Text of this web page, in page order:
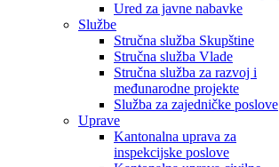
Ured za javne nabavke
Službe
Stručna služba Skupštine
Stručna služba Vlade
Stručna služba za razvoj i
međunarodne projekte
Služba za zajedničke poslove
Uprave
Kantonalna uprava za
inspekcijske poslove